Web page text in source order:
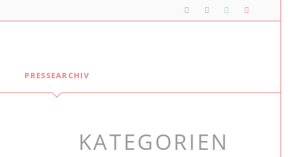
Ellen Stock
Alexander Baer
PRESSEARCHIV
KATEGORIEN